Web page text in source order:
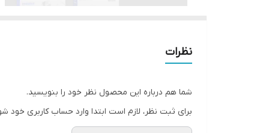
نظرات
شما هم درباره این محصول نظر خود را بنویسید.
برای ثبت نظر، لازم است ابتدا وارد حساب کاربری خود